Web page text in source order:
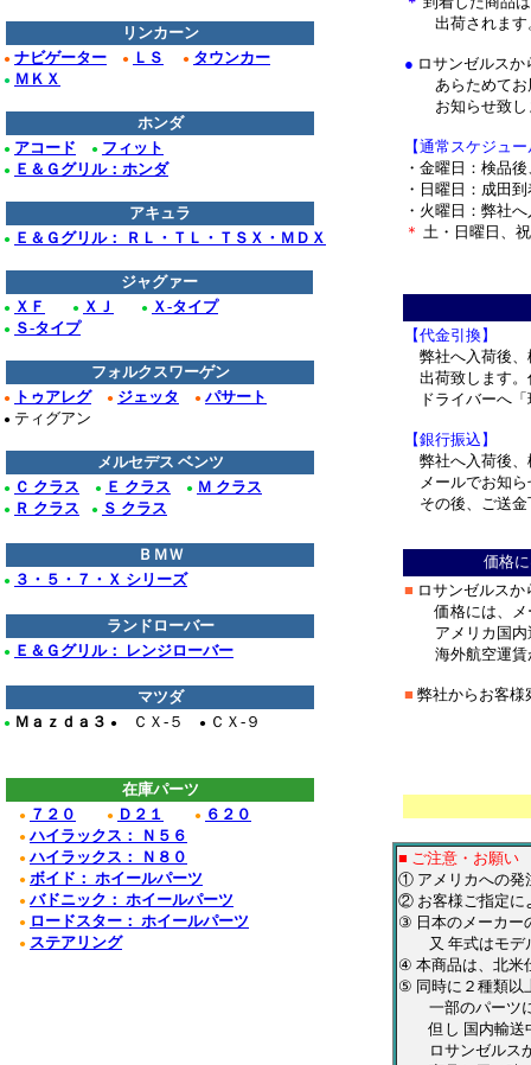
出荷されます
● ロサンゼルス
あらためてお
お知らせ致し
【通常スケジュ
・金曜日：検品
・日曜日：成田
・火曜日：弊社
＊ 土・日曜日、
【代金引換】
弊社へ入荷後、
出荷致します。
ドライバーへ
【銀行振込】
弊社へ入荷後、
メールでお知ら
その後、ご送金
価格
■ ロサンゼルス
価格には、メ
アメリカ国内
海外航空運賃
■ 弊社からお客様
■ ご注意・お願い
① アメリカへの発
② お客様ご指定に
③ 日本のメーカー
又 年式はモデル
④ 本商品は、北米
⑤ 同時に２種類以
一部のパーツに
但し 国内輸送中
ロサンゼルスか
リンカーン
● ナビゲーター ● ＬＳ ● タウンカー
● ＭＫＸ
ホンダ
● アコード ● フィット
● Ｅ＆Ｇグリル：ホンダ
アキュラ
● Ｅ＆Ｇグリル： ＲＬ・ＴＬ・ＴＳＸ・ＭＤＸ
ジャグァー
● ＸＦ ● ＸＪ ● Ｘ-タイプ
● Ｓ-タイプ
フォルクスワーゲン
● トゥアレグ ● ジェッタ ● パサート
● ティグアン
メルセデス ベンツ
● Ｃ クラス ● Ｅ クラス ● Ｍ クラス
● Ｒ クラス ● Ｓ クラス
ＢＭＷ
● ３・５・７・Ｘ シリーズ
ランドローバー
● Ｅ＆Ｇグリル： レンジローバー
マツダ
● Ｍａｚｄａ３ ● ＣＸ-５ ● ＣＸ-９
在庫パーツ
● ７２０ ● Ｄ２１ ● ６２０
● ハイラックス： Ｎ５６
● ハイラックス： Ｎ８０
● ボイド： ホイールパーツ
● バドニック： ホイールパーツ
● ロードスター： ホイールパーツ
● ステアリング